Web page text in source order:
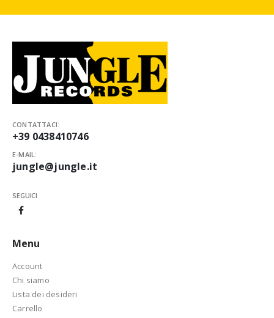
CONTATTACI:
+39 0438410746
E-MAIL:
jungle@jungle.it
SEGUICI
Menu
Account
Chi siamo
Lista dei desideri
Carrello